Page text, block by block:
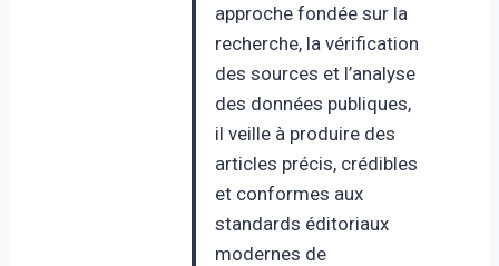
approche fondée sur la
recherche, la vérification
des sources et l’analyse
des données publiques,
il veille à produire des
articles précis, crédibles
et conformes aux
standards éditoriaux
modernes de